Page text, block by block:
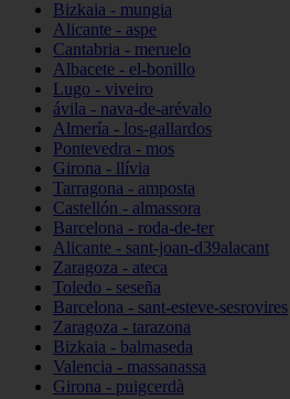
Bizkaia - mungia
Alicante - aspe
Cantabria - meruelo
Albacete - el-bonillo
Lugo - viveiro
ávila - nava-de-arévalo
Almería - los-gallardos
Pontevedra - mos
Girona - llívia
Tarragona - amposta
Castellón - almassora
Barcelona - roda-de-ter
Alicante - sant-joan-d39alacant
Zaragoza - ateca
Toledo - seseña
Barcelona - sant-esteve-sesrovires
Zaragoza - tarazona
Bizkaia - balmaseda
Valencia - massanassa
Girona - puigcerdà